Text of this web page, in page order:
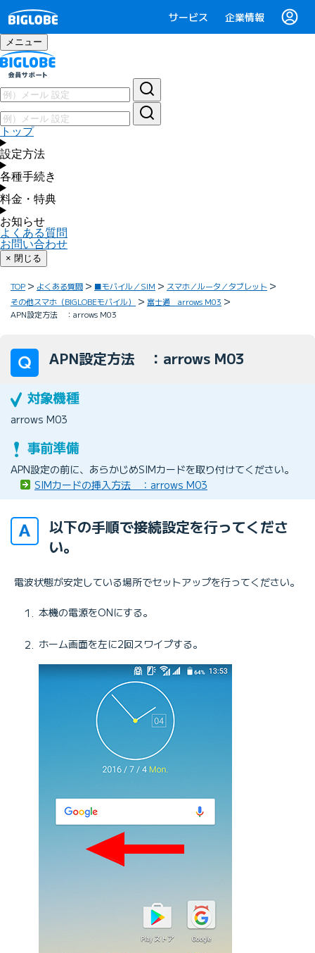
サービス 企業情報
メニュー
トップ
設定方法
各種手続き
料金・特典
お知らせ
よくある質問
お問い合わせ
× 閉じる
TOP よくある質問 ■モバイル／SIM
スマホ／ルータ／タブレット
その他スマホ（BIGLOBEモバイル）
富士通 arrows M03
APN設定方法 ：arrows M03
APN設定方法 ：arrows M03
arrows M03
APN設定の前に、あらかじめSIMカードを取り付けてください。
SIMカードの挿入方法 ：arrows M03
以下の手順で接続設定を行ってくださ
い。
電波状態が安定している場所でセットアップを行ってください。
本機の電源をONにする。
ホーム画面を左に2回スワイプする。